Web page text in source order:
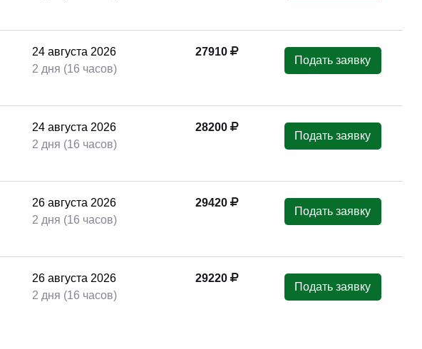
24 августа 2026
2 дня (16 часов)
27910
Подать заявку
24 августа 2026
2 дня (16 часов)
28200
Подать заявку
26 августа 2026
2 дня (16 часов)
29420
Подать заявку
26 августа 2026
2 дня (16 часов)
29220
Подать заявку